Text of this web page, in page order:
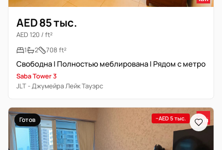
AED 85 тыс.
AED 120 / ft²
1
2 708 ft²
Свободна | Полностью меблирована | Рядом с метро
Saba Tower 3
JLT - Джумейра Лейк Тауэрс
Готов −AED 5 тыс.